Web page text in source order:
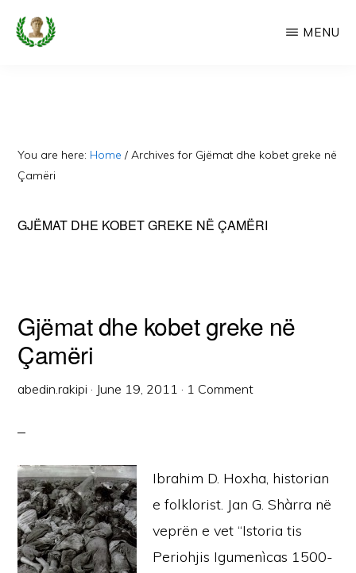
Skip
Faqe
e
Popullit
MENU
You are here: Home / Archives for Gjëmat dhe kobet greke në
Çamëri
GJËMAT DHE KOBET GREKE NË ÇAMËRI
Gjëmat dhe kobet greke në
Çamëri
abedin.rakipi · June 19, 2011 · 1 Comment
Ibrahim D. Hoxha, historian
e folklorist. Jan G. Shàrra në
veprën e vet “Istoria tis
Periohjis Igumenìcas 1500-